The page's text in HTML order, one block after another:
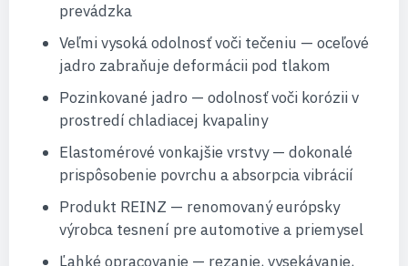
prevádzka
Veľmi vysoká odolnosť voči tečeniu — oceľové
jadro zabraňuje deformácii pod tlakom
Pozinkované jadro — odolnosť voči korózii v
prostredí chladiacej kvapaliny
Elastomérové vonkajšie vrstvy — dokonalé
prispôsobenie povrchu a absorpcia vibrácií
Produkt REINZ — renomovaný európsky
výrobca tesnení pre automotive a priemysel
Ľahké opracovanie — rezanie, vysekávanie,